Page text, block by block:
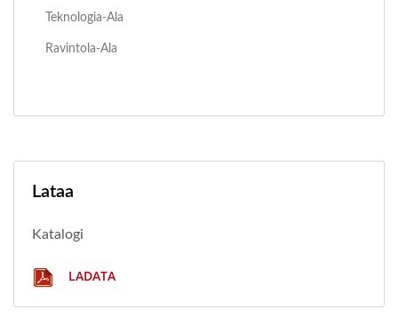
Teknologia-Ala
Ravintola-Ala
Lataa
Katalogi
LADATA